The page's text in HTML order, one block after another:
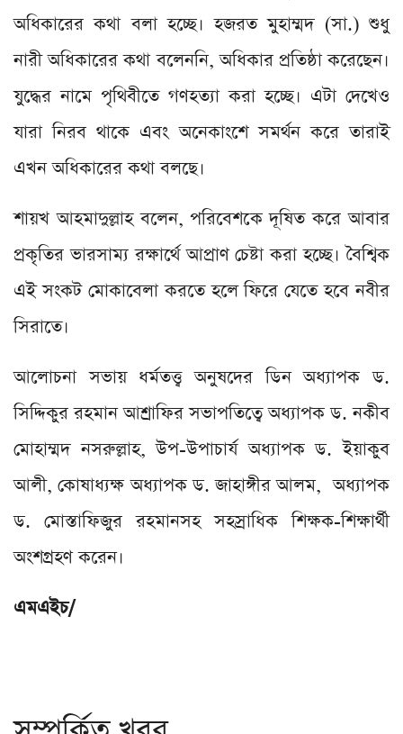
অধিকারের কথা বলা হচ্ছে। হজরত মুহাম্মদ (সা.) শুধু
নারী অধিকারের কথা বলেননি, অধিকার প্রতিষ্ঠা করেছেন।
যুদ্ধের নামে পৃথিবীতে গণহত্যা করা হচ্ছে। এটা দেখেও
যারা নিরব থাকে এবং অনেকাংশে সমর্থন করে তারাই
এখন অধিকারের কথা বলছে।
শায়খ আহমাদুল্লাহ বলেন, পরিবেশকে দূষিত করে আবার
প্রকৃতির ভারসাম্য রক্ষার্থে আপ্রাণ চেষ্টা করা হচ্ছে। বৈশ্বিক
এই সংকট মোকাবেলা করতে হলে ফিরে যেতে হবে নবীর
সিরাতে।
আলোচনা সভায় ধর্মতত্ত্ব অনুষদের ডিন অধ্যাপক ড.
সিদ্দিকুর রহমান আশ্রাফির সভাপতিত্বে অধ্যাপক ড. নকীব
মোহাম্মদ নসরুল্লাহ, উপ-উপাচার্য অধ্যাপক ড. ইয়াকুব
আলী, কোষাধ্যক্ষ অধ্যাপক ড. জাহাঙ্গীর আলম, অধ্যাপক
ড. মোস্তাফিজুর রহমানসহ সহস্রাধিক শিক্ষক-শিক্ষার্থী
অংশগ্রহণ করেন।
এমএইচ/